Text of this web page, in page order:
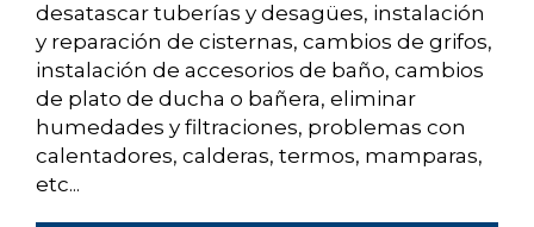
desatascar tuberías y desagües, instalación
y reparación de cisternas, cambios de grifos,
instalación de accesorios de baño, cambios
de plato de ducha o bañera, eliminar
humedades y filtraciones, problemas con
calentadores, calderas, termos, mamparas,
etc...